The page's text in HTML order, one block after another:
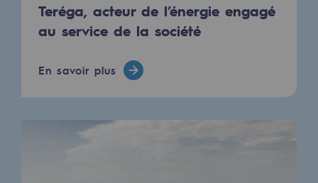
Stockage d'hydrogène
Projet H2med
Teréga, acteur de l’énergie engagé
au service de la société
En savoir plus